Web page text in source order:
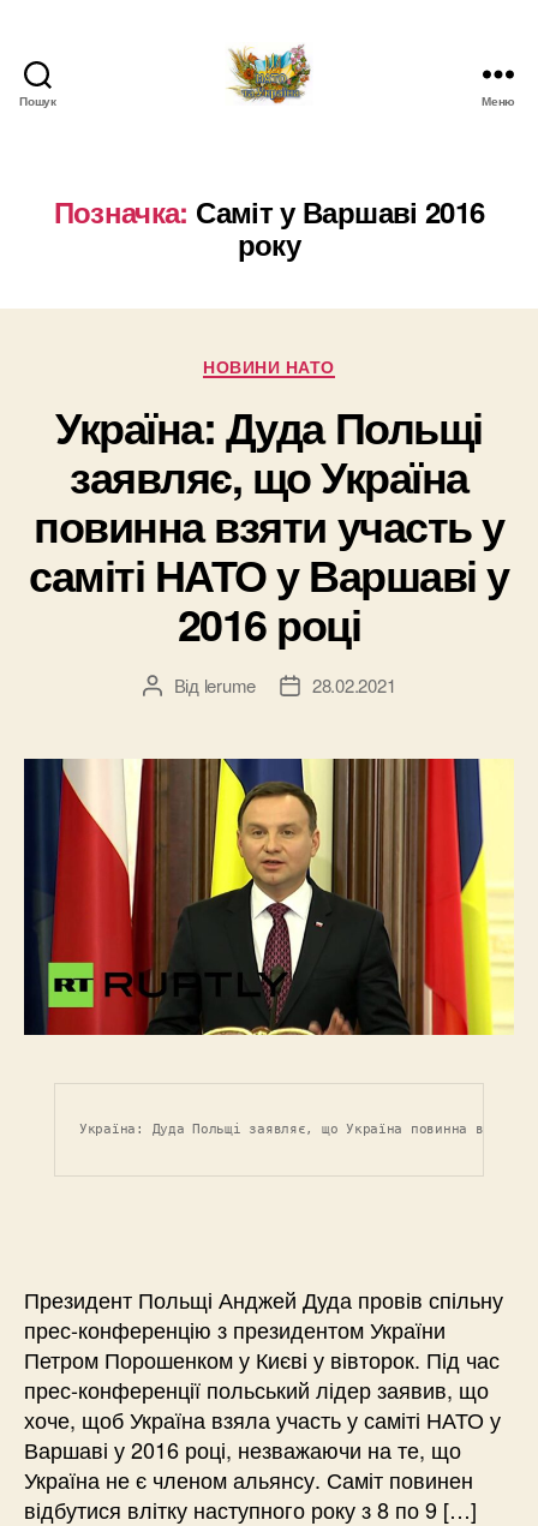
Пошук
Новини
про
НАТО
Україні
Меню
Позначка: Саміт у Варшаві 2016
року
Категорії
НОВИНИ НАТО
Україна: Дуда Польщі
заявляє, що Україна
повинна взяти участь у
саміті НАТО у Варшаві у
2016 році
Автор
Від lerume
Дата28.02.2021
Україна: Дуда Польщі заявляє, що Україна повинна взяти
Президент Польщі Анджей Дуда провів спільну
прес-конференцію з президентом України
Петром Порошенком у Києві у вівторок. Під час
прес-конференції польський лідер заявив, що
хоче, щоб Україна взяла участь у саміті НАТО у
Варшаві у 2016 році, незважаючи на те, що
Україна не є членом альянсу. Саміт повинен
відбутися влітку наступного року з 8 по 9 […]